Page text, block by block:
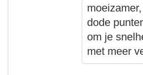
dode
om je
met meer